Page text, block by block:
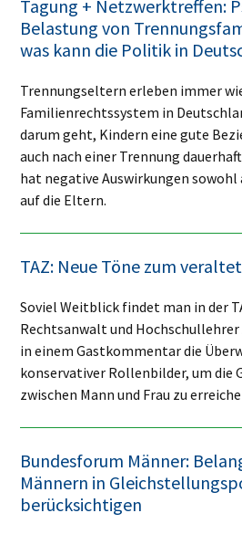
Tagung + Netzwerktreffen:
Belastung von
was kann die Politik in
Trennungseltern erleben immer
Familienrechtssystem in
darum geht, Kindern eine gute
auch nach einer Trennung
hat negative Auswirkungen sowohl
auf die Eltern.
TAZ: Neue Töne zum
Soviel Weitblick findet man in der
Rechtsanwalt und
in einem Gastkommentar die
konservativer Rollenbilder, um die
zwischen Mann und Frau zu
Bundesforum Männer:
Männern in
berücksichtigen